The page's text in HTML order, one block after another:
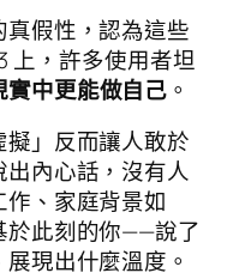
假性，認為這些
上，許多使用者坦
中更能做自己 。
」反而讓人敢於
內心話，沒有人
、家庭背景如
於此刻的你——說了
現出什麼溫度。